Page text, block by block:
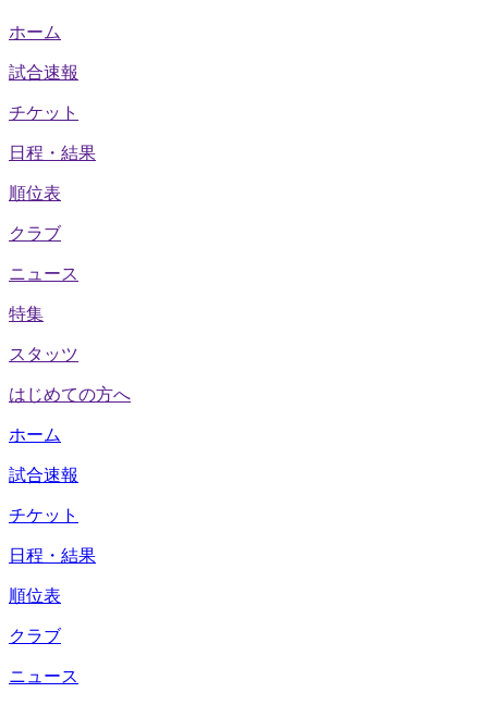
ホーム
試合速報
チケット
日程・結果
順位表
クラブ
ニュース
特集
スタッツ
はじめての方へ
ホーム
試合速報
チケット
日程・結果
順位表
クラブ
ニュース